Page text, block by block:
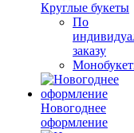
Круглые букеты
По
заказу
Новогоднее
оформление